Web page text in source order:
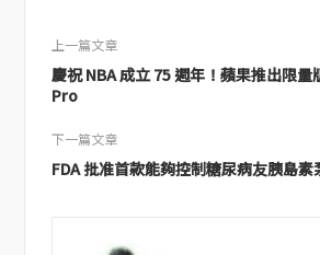
上一篇文章
慶祝 NBA 成立 75 週年！蘋果推出限
Pro
下一篇文章
FDA 批准首款能夠控制糖尿病友胰島素